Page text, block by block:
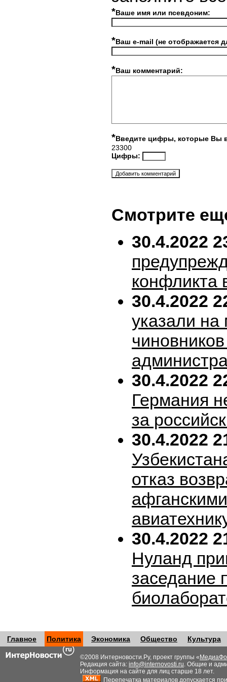
*Ваше имя или псевдоним:
*Ваш e-mail (не отображается
*Ваш комментарий:
*Введите цифры, которые Вы
23300
Цифры:
Смотрите
30.4.2022
конфликта
30.4.2022
указали на
30.4.2022
Германия
за
30.4.2022
отказ
30.4.2022
Нуланд
заседание
Главное Политика Экономика Общество Культура
©2008 Интерновости.Ру, проект группы «
Редакция сайта: info@internovosti.ru. Общие и
Информация на сайте для лиц старше 18 лет.
Перепечатка материалов допускается